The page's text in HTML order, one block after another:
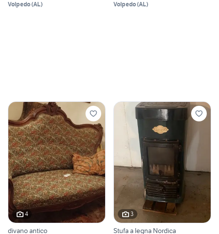
Volpedo(AL) Volpedo(AL)
4
divano antico
3
Stufa a legna Nordica